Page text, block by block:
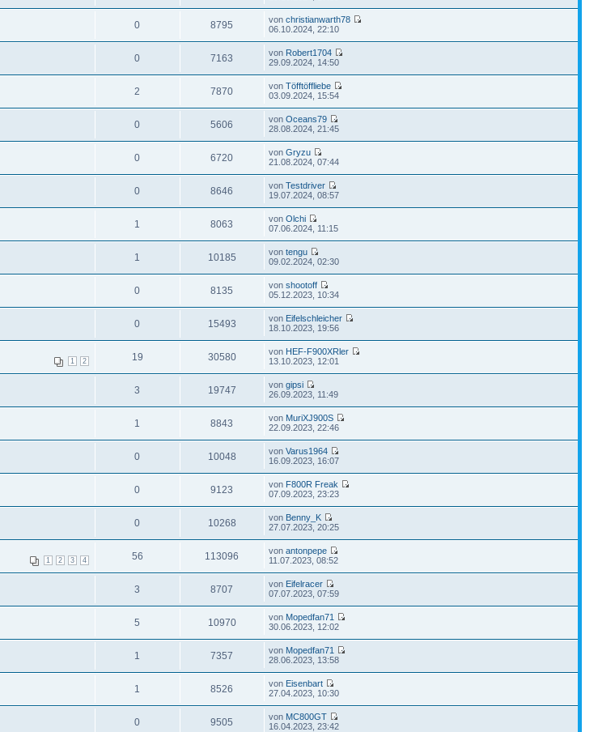
0 8795 vonchristianwarth78
06.10.2024, 22:10
0 7163 von Robert1704
29.09.2024, 14:50
2 7870 vonTöfftöffliebe
03.09.2024, 15:54
0 5606 vonOceans79
28.08.2024, 21:45
0 6720 vonGryzu
21.08.2024, 07:44
0 8646 vonTestdriver
19.07.2024, 08:57
1 8063 vonOlchi
07.06.2024, 11:15
1 10185 vontengu
09.02.2024, 02:30
0 8135 vonshootoff
05.12.2023, 10:34
0 15493 von Eifelschleicher
18.10.2023, 19:56
1 2 19 30580 von HEF-F900XRler
13.10.2023, 12:01
3 19747 vongipsi
26.09.2023, 11:49
1 8843 von MuriXJ900S
22.09.2023, 22:46
0 10048 vonVarus1964
16.09.2023, 16:07
0 9123 von F800R Freak
07.09.2023, 23:23
0 10268 von Benny_K
27.07.2023, 20:25
1 2 3 4 56 113096 vonantonpepe
11.07.2023, 08:52
3 8707 von Eifelracer
07.07.2023, 07:59
5 10970 von Mopedfan71
30.06.2023, 12:02
1 7357 von Mopedfan71
28.06.2023, 13:58
1 8526 von Eisenbart
27.04.2023, 10:30
0 9505 von MC800GT
16.04.2023, 23:42